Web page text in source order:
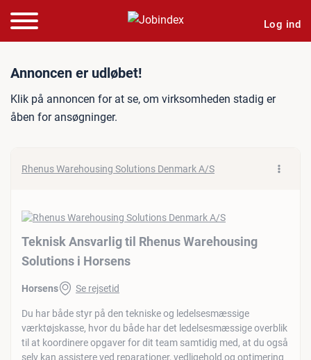
Log ind
Jobannonce: Teknisk
Annoncen er udløbet!
Klik på annoncen for at se, om virksomheden stadig er
åben for ansøgninger.
Rhenus Warehousing Solutions Denmark A/S
Teknisk Ansvarlig til Rhenus Warehousing
Solutions i Horsens
Horsens Se rejsetid
Du har både styr på den tekniske og ledelsesmæssige
værktøjskasse, hvor du både har det ledelsesmæssige overblik
til at koordinere opgaver for dit team samtidig med, at du også
selv kan assistere ved reparationer, vedligehold og optimering